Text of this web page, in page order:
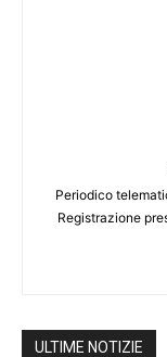
Periodico
Registrazione
ULTIME NOTIZIE